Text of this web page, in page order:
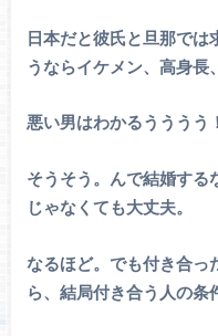
日本だと彼氏と旦那では
うならイケメン、高身長
悪い男はわかるうううう
そうそう。んで結婚する
じゃなくても大丈夫。
なるほど。でも付き合っ
ら、結局付き合う人の条